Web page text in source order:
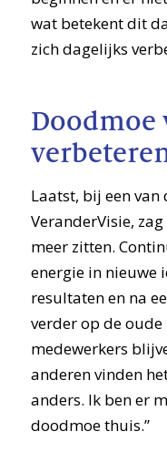
wat betekent dit
zich dagelijks
Doodmoe
Laatst, bij een van
VeranderVisie,
meer zitten.
energie in nieuwe
resultaten en na
verder op de
medewerkers
anderen vinden
anders. Ik ben er
doodmoe thuis.”